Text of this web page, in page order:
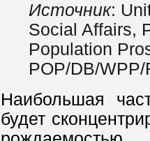
Источник:
Social Affairs,
Population
POP/DB/
Наибольшая
будет